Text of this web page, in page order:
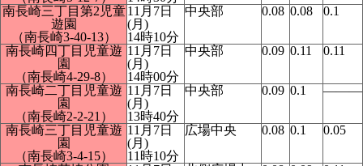
南長崎三丁目第2児童
遊園
（南長崎3-40-13）
11月7日
(月)
14時10分
中央部 0.08 0.08 0.1
南長崎四丁目児童遊
園
（南長崎4-29-8）
11月7日
(月)
14時00分
中央部 0.09 0.11 0.11
南長崎二丁目児童遊
園
（南長崎2-2-21）
11月7日
(月)
13時40分
中央部 0.09 0.1 ―――
南長崎三丁目児童遊
園
（南長崎3-4-15）
11月7日
(月)
11時10分
広場中央 0.08 0.1 0.05